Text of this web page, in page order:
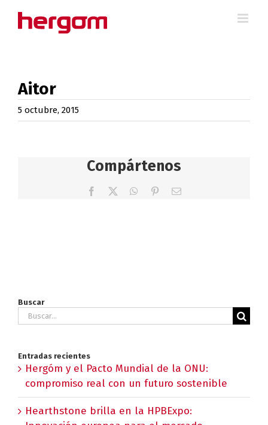
Aitor
5 octubre, 2015
Compártenos
Facebook WhatsApp
PinterestCorreo
Buscar
Buscar:
Entradas recientes
Hergóm y el Pacto Mundial de la ONU:
compromiso real con un futuro sostenible
Hearthstone brilla en la HPBExpo: